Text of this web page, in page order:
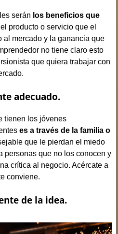
serán los beneficios que
producto o servicio que el
al mercado y la ganancia que
no tiene claro esto
que quiera trabajar con
adecuado.
tienen los jóvenes
es a través de la familia o
que le pierdan el miedo
personas que no los conocen y
crítica al negocio. Acércate a
conviene.
de la idea.